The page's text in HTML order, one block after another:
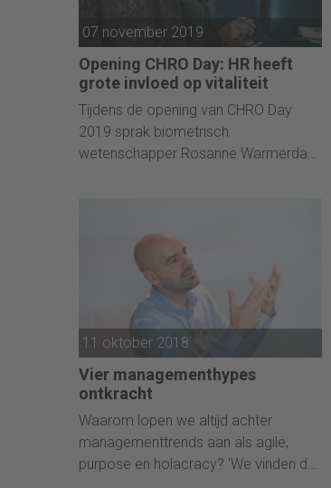
07 november 2019
Opening CHRO Day: HR heeft
grote invloed op vitaliteit
Tijdens de opening van CHRO Day
2019 sprak biometrisch
wetenschapper Rosanne Warmerdam
11 oktober 2018
Vier managementhypes
ontkracht
Waarom lopen we altijd achter
managementtrends aan als agile,
purpose en holacracy? 'We vinden dat